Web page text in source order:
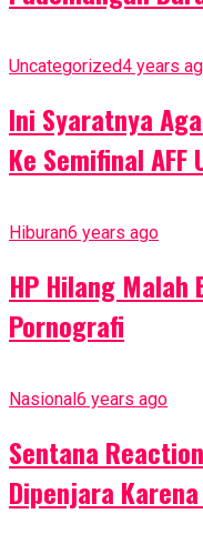
Uncategorized4 years
Ini Syaratnya
Ke Semifinal AFF
Hiburan6 years ago
HP Hilang Malah
Pornografi
Nasional6 years ago
Sentana
Dipenjara